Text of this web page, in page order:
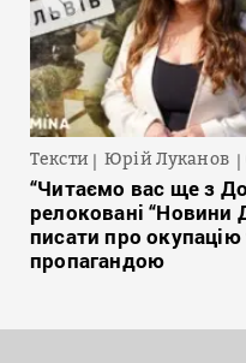
Тексти Юрій Луканов
“Читаємо вас ще з
релоковані
писати про
пропагандою